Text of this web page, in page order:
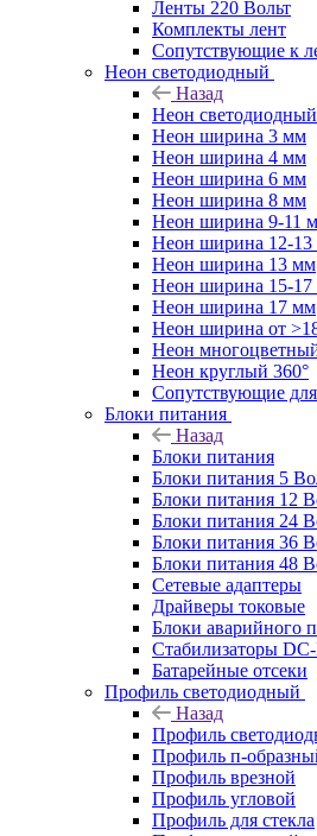
Ленты 220 Вольт
Комплекты лент
Сопутствующие к
Неон светодиодный
Назад
Неон светодиодный
Неон ширина 3 мм
Неон ширина 4 мм
Неон ширина 6 мм
Неон ширина 8 мм
Неон ширина 9-11
Неон ширина 12-
Неон ширина 13 мм
Неон ширина 15-
Неон ширина 17 мм
Неон ширина от
Неон
Неон круглый 360°
Сопутствующие
Блоки питания
Назад
Блоки питания
Блоки питания 5
Блоки питания 12
Блоки питания 24
Блоки питания 36
Блоки питания 48
Сетевые адаптеры
Драйверы токовые
Блоки аварийного
Стабилизаторы
Батарейные отсеки
Профиль светодиодный
Назад
Профиль
Профиль п-
Профиль врезной
Профиль угловой
Профиль для стекла